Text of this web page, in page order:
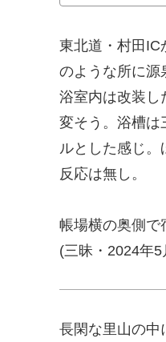
東北道・村田IC
のような所に源
浴室内は改装し
変そう。浴槽は
ルとした感じ
反応は無し。
帳場横の奥側で
(三昧・2024年5
長閑な里山の中